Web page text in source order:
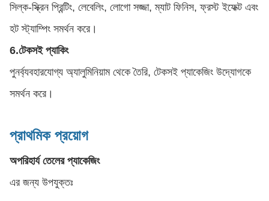
সিল্ক-স্ক্রিন প্রিন্টিং, লেবেলিং, লোগো সজ্জা, ম্যাট ফিনিস, ফ্রস্ট ইফেক্ট এবং
হট স্ট্যাম্পিং সমর্থন করে।
6.টেকসই প্যাকিং
পুনর্ব্যবহারযোগ্য অ্যালুমিনিয়াম থেকে তৈরি, টেকসই প্যাকেজিং উদ্যোগকে
সমর্থন করে।
প্রাথমিক প্রয়োগ
অপরিহার্য তেলের প্যাকেজিং
এর জন্য উপযুক্তঃ